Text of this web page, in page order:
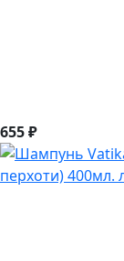
655 ₽